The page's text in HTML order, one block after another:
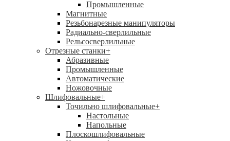
Промышленные
Магнитные
Резьбонарезные манипуляторы
Радиально-сверлильные
Рельсосверлильные
Отрезные станки+
Абразивные
Промышленные
Автоматические
Ножовочные
Шлифовальные+
Точильно шлифовальные+
Настольные
Напольные
Плоскошлифовальные